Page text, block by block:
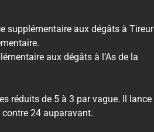
supplémentaire aux dégâts à Tireur
aux dégâts à l’As de la
réduits de 5 à 3 par vague. Il lance
24 auparavant.